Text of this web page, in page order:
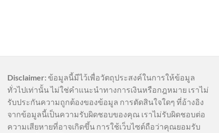
Disclaimer: ข้อมูลนี้มีไว้เพื่อวัตถุประสงค์ในการให้ข้อมูล
ทั่วไปเท่านั้น ไม่ใช่คำแนะนำทางการเงินหรือกฎหมาย เราไม่
รับประกันความถูกต้องของข้อมูล การตัดสินใจใดๆ ที่อ้างอิง
จากข้อมูลนี้เป็นความรับผิดชอบของคุณ เราไม่รับผิดชอบต่อ
ความเสียหายที่อาจเกิดขึ้น การใช้เว็บไซต์ถือว่าคุณยอมรับ